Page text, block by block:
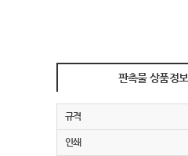
판촉물 상품정보
규격
인쇄